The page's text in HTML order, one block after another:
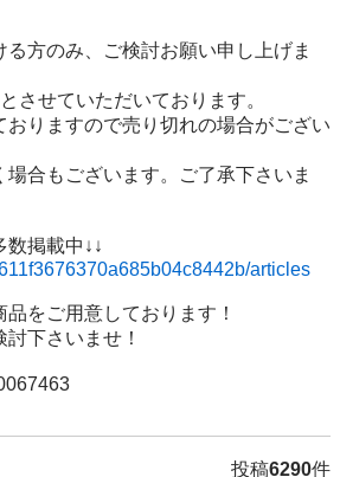
方のみ、ご検討お願い申し上げま
させていただいております。
りますので売り切れの場合がござい
合もございます。ご了承下さいま
articles
をご用意しております！
下さいませ！
投稿6290件